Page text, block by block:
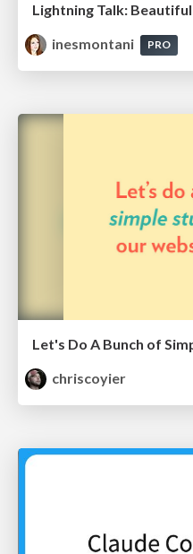
Lightning Talk:
inesmontani
PRO
chriscoyier